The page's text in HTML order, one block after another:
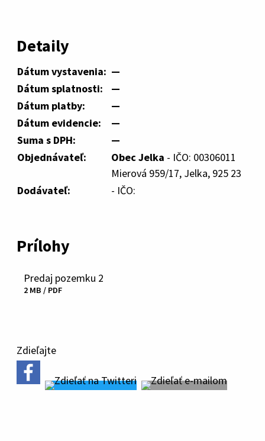
Detaily
Dátum vystavenia: —
Dátum splatnosti:
—
Dátum platby:
—
Dátum evidencie:
—
Suma s DPH:
—
Objednávateľ:
Obec Jelka - IČO: 00306011
Mierová 959/17, Jelka, 925 23
Dodávateľ:
- IČO:
Prílohy
Stiahnuť
Predaj pozemku 2
2 MB / PDF
Zdieľajte